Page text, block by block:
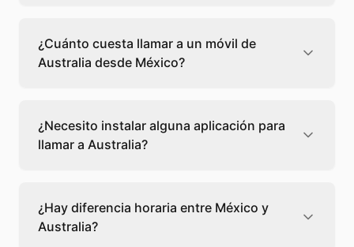
cuesta 0,05 €/min con Teléfono Global. Verás
el precio exacto antes de marcar para que
sepas qué vas a gastar.
¿Cuánto cuesta llamar a un móvil de
Australia desde México?
cuesta 0,14 €/min con Teléfono Global. Pagas
solo los minutos que hablas, sin cuotas ni
permanencia.
¿Necesito instalar alguna aplicación para
llamar a Australia?
desde tu navegador web. Solo necesitas una
conexión a internet y podrás llamar
directamente a Australia.
¿Hay diferencia horaria entre México y
Australia?